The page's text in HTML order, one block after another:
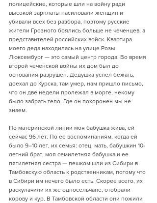
полицейские, которые шли на войну ради
высокой зарплаты насиловали женщин и
убивали всех без разбора, поэтому русские
жители Грозного боялись больше не чеченцев, а
представителей российских войск. Квартира
моего деда находилась на улице Розы
Люксембург — это самый центр города. Во время
второй чеченской войны их дом был до
основания разрушен. Дедушка успел бежать,
доехал до Курска, там умер, нам пришло письмо,
что он две недели пролежал в морге, некому
было забрать тело. Где он похоронен мы не
знаем.
По материнской линии моя бабушка жива, ей
сейчас 96 лет. По ее воспоминаниям, когда ей
было 9–10 лет, их семья: отец, мать, бабушкин 10-
летний брат, моя семилетняя бабушка и ее
пятилетняя сестра — пешком шли из Сибири в
Тамбовскую область к родственникам, потому что
в Сибири им нечего было есть. Скорее всего, их
раскулачили их же односельчане, отобрали
корову и кур. В Тамбовской области они пожили